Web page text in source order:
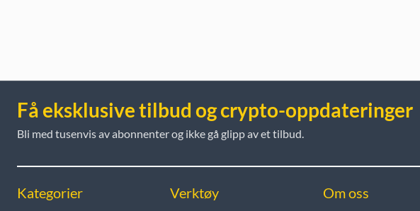
Få eksklusive tilbud og crypto-oppdateringer
Bli med tusenvis av abonnenter og ikke gå glipp av et tilbud.
Kategorier Verktøy Om oss